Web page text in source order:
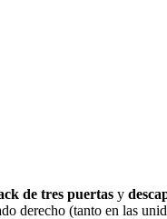
de tres puertas y
derecho (tanto en las